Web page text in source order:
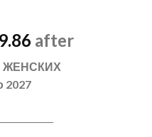
Текущая
$169.86.
after
ЖЕНСКИХ